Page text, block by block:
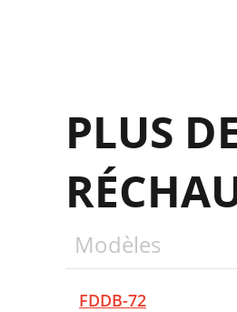
PLUS
Modèles
FDDB-72